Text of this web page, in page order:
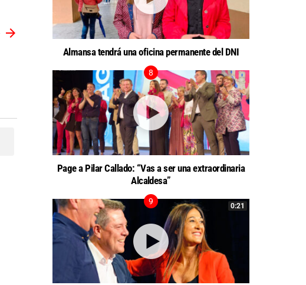
Almansa tendrá una oficina permanente del DNI
Page a Pilar Callado: “Vas a ser una extraordinaria
Alcaldesa”
0:21